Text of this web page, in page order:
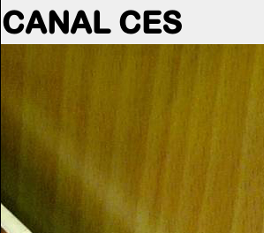
CANAL CES